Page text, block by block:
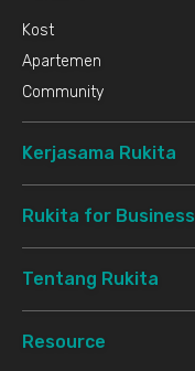
Kost
Apartemen
Community
Kerjasama Rukita
Rukita for Business
Tentang Rukita
Resource